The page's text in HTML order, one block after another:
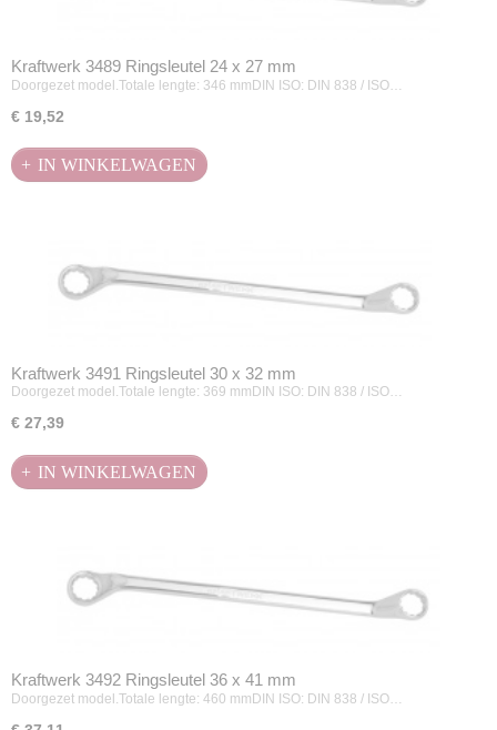
Kraftwerk 3489 Ringsleutel 24 x 27 mm
Doorgezet model.Totale lengte: 346 mmDIN ISO: DIN 838 / ISO…
€ 19,52
IN WINKELWAGEN
Kraftwerk 3491 Ringsleutel 30 x 32 mm
Doorgezet model.Totale lengte: 369 mmDIN ISO: DIN 838 / ISO…
€ 27,39
IN WINKELWAGEN
Kraftwerk 3492 Ringsleutel 36 x 41 mm
Doorgezet model.Totale lengte: 460 mmDIN ISO: DIN 838 / ISO…